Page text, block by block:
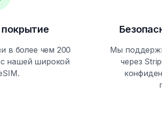
в более чем 200
с нашей широкой
Мы
через